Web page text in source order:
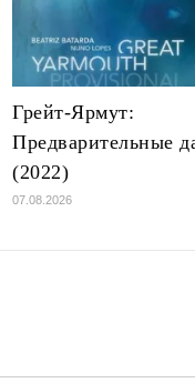
Грейт-Ярмут:
Предварительные
(2022)
07.08.2026